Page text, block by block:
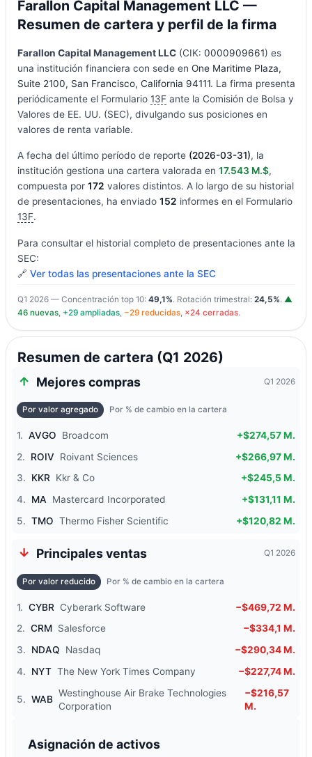
Farallon Capital Management LLC —
Resumen de cartera y perfil de la firma
Farallon Capital Management LLC(CIK: 0000909661) es
una institución financiera con sede en One Maritime Plaza,
Suite 2100, San Francisco, California 94111. La firma presenta
periódicamente el Formulario 13Fante la Comisión de Bolsa y
Valores de EE. UU. (SEC), divulgando sus posiciones en
valores de renta variable.
A fecha del último período de reporte (2026-03-31), la
institución gestiona una cartera valorada en 17.543 M.$,
compuesta por 172 valores distintos. A lo largo de su historial
de presentaciones, ha enviado 152 informes en el Formulario
13F.
Para consultar el historial completo de presentaciones ante la
SEC:
🔗 Ver todas las presentaciones ante la SEC
Q1 2026 — Concentración top 10: 49,1%. Rotación trimestral: 24,5%. ▲
46 nuevas, +29 ampliadas, −29 reducidas, ×24 cerradas.
Resumen de cartera (Q1 2026)
Mejores compras Q1 2026
Por valor agregado Por % de cambio en la cartera
1. AVGO Broadcom
+$274,57 M.
2.
ROIV Roivant Sciences
+$266,97 M.
3.
KKR Kkr & Co
+$245,5 M.
4.
MA Mastercard Incorporated
+$131,11 M.
5. TMO Thermo Fisher Scientific +$120,82 M.
Principales ventas Q1 2026
Por valor reducido Por % de cambio en la cartera
1. CYBR Cyberark Software
−$469,72 M.
2. CRM Salesforce
−$334,1 M.
3.
NDAQ Nasdaq
−$290,34 M.
4.
NYT The New York Times Company −$227,74 M.
5. WAB
Westinghouse Air Brake Technologies
Corporation
−$216,57
M.
Asignación de activos